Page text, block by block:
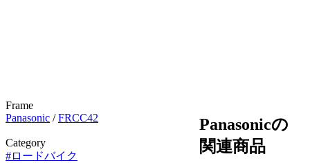
Frame
Panasonic /FRCC42
Category
#ロードバイク
Panasonicの
関連商品